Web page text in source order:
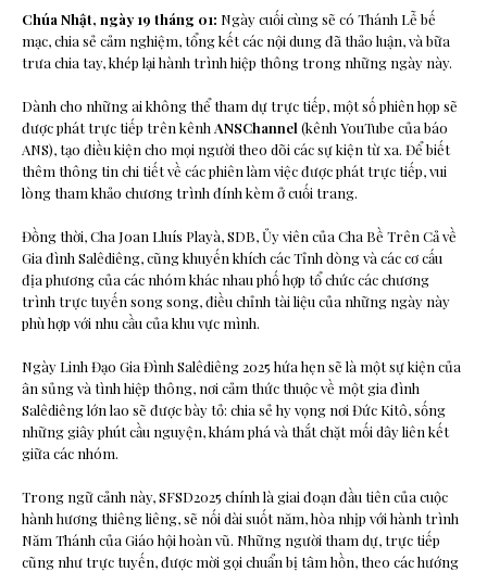
Chúa Nhật, ngày 19 tháng 01: Ngày cuối cùng sẽ có Thánh Lễ bế
mạc, chia sẻ cảm nghiệm, tổng kết các nội dung đã thảo luận, và bữa
trưa chia tay, khép lại hành trình hiệp thông trong những ngày này.
Dành cho những ai không thể tham dự trực tiếp, một số phiên họp sẽ
được phát trực tiếp trên kênh ANSChannel (kênh YouTube của báo
ANS), tạo điều kiện cho mọi người theo dõi các sự kiện từ xa. Để biết
thêm thông tin chi tiết về các phiên làm việc được phát trực tiếp, vui
lòng tham khảo chương trình đính kèm ở cuối trang.
Đồng thời, Cha Joan Lluís Playà, SDB, Ủy viên của Cha Bề Trên Cả về
Gia đình Salêdiêng, cũng khuyến khích các Tỉnh dòng và các cơ cấu
địa phương của các nhóm khác nhau phố hợp tổ chức các chương
trình trực tuyến song song, điều chỉnh tài liệu của những ngày này
phù hợp với nhu cầu của khu vực mình.
Ngày Linh Đạo Gia Đình Salêdiêng 2025 hứa hẹn sẽ là một sự kiện của
ân sủng và tình hiệp thông, nơi cảm thức thuộc về một gia đình
Salêdiêng lớn lao sẽ được bày tỏ: chia sẻ hy vọng nơi Đức Kitô, sống
những giây phút cầu nguyện, khám phá và thắt chặt mối dây liên kết
giữa các nhóm.
Trong ngữ cảnh này, SFSD2025 chính là giai đoạn đầu tiên của cuộc
hành hương thiêng liêng, sẽ nối dài suốt năm, hòa nhịp với hành trình
Năm Thánh của Giáo hội hoàn vũ. Những người tham dự, trực tiếp
cũng như trực tuyến, được mời gọi chuẩn bị tâm hồn, theo các hướng